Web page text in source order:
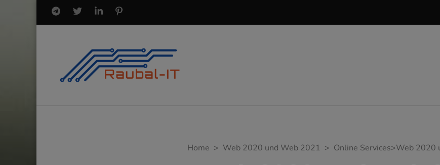
Home > Web 2020 und Web 2021 > Online Services>Web 2020